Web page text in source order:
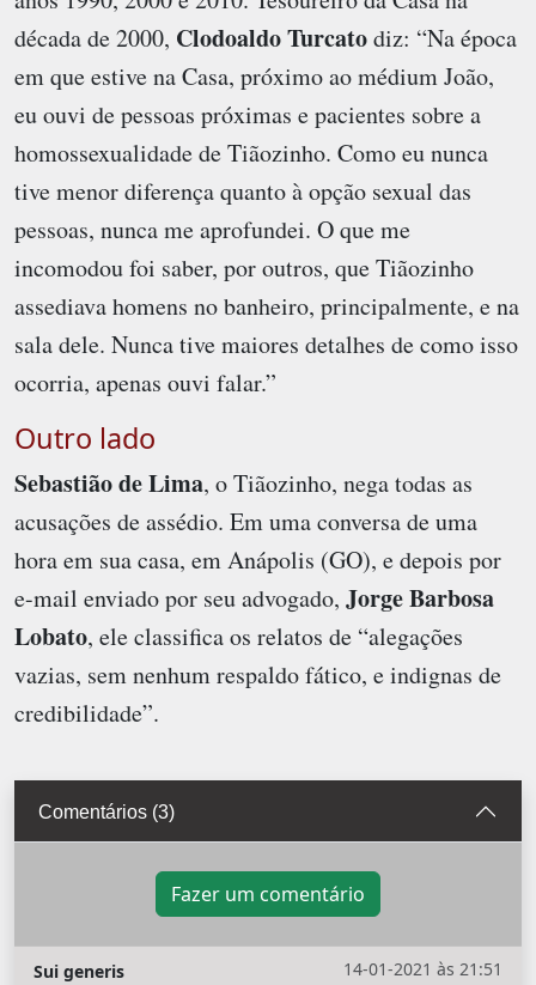
década de 2000, Clodoaldo Turcatodiz: “Na época
em que estive na Casa, próximo ao médium João,
eu ouvi de pessoas próximas e pacientes sobre a
homossexualidade de Tiãozinho. Como eu nunca
tive menor diferença quanto à opção sexual das
pessoas, nunca me aprofundei. O que me
incomodou foi saber, por outros, que Tiãozinho
assediava homens no banheiro, principalmente, e na
sala dele. Nunca tive maiores detalhes de como isso
ocorria, apenas ouvi falar.”
Outro lado
Sebastião de Lima, o Tiãozinho, nega todas as
acusações de assédio. Em uma conversa de uma
hora em sua casa, em Anápolis (GO), e depois por
e-mail enviado por seu advogado, Jorge Barbosa
Lobato, ele classifica os relatos de “alegações
vazias, sem nenhum respaldo fático, e indignas de
credibilidade”.
Comentários (3)
Fazer um comentário
14-01-2021 às 21:51
Sui generis